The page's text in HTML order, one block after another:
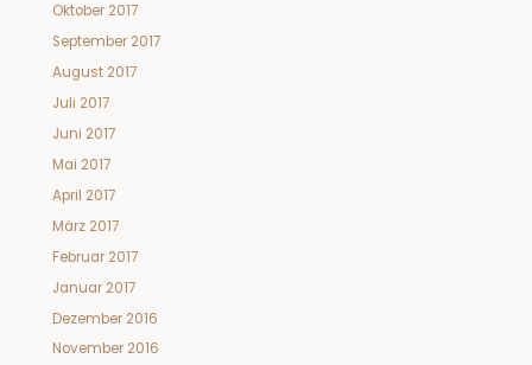
Oktober 2017
September 2017
August 2017
Juli 2017
Juni 2017
Mai 2017
April 2017
März 2017
Februar 2017
Januar 2017
Dezember 2016
November 2016